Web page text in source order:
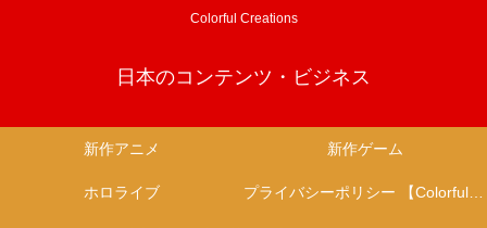
Colorful Creations
日本のコンテンツ・ビジネス
新作アニメ 新作ゲーム
ホロライブ プライバシーポリシー 【Colorful Creation】